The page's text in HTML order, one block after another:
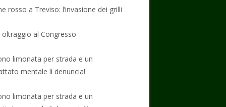
rosso a Treviso: l’invasione dei grilli
oltraggio al Congresso
limonata per strada e un
mentale li denuncia!
limonata per strada e un